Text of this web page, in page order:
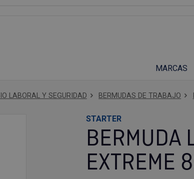
MARCAS
LABORAL Y SEGURIDAD BERMUDAS DE TRABAJO
STARTER
BERMUDA
EXTREME